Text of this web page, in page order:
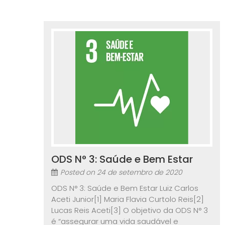
ODS N° 3: Saúde e Bem Estar
Posted on 24 de setembro de 2020
ODS N° 3: Saúde e Bem Estar Luiz Carlos
Aceti Junior[1] Maria Flavia Curtolo Reis[2]
Lucas Reis Aceti[3] O objetivo da ODS N° 3
é “assegurar uma vida saudável e